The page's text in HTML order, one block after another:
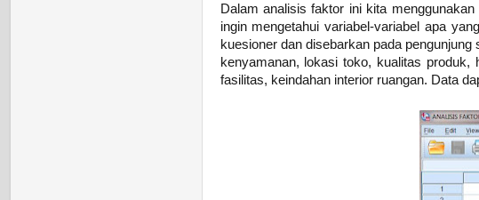
Dalam analisis faktor ini kita
ingin mengetahui variabel-variabel apa
kuesioner dan disebarkan pada
kenyamanan, lokasi toko, kualitas
fasilitas, keindahan interior ruangan. Data